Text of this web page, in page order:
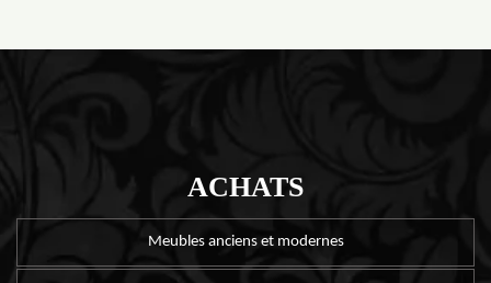
ACHATS
Meubles anciens et modernes